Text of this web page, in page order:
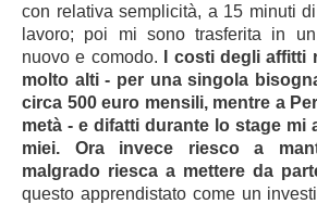
con relativa semplicità, a 15 minuti
lavoro; poi mi sono trasferita in
nuovo e comodo. I costi degli affitti
molto alti - per una singola
circa 500 euro mensili, mentre a
metà - e difatti durante lo stage mi
miei. Ora invece riesco a
malgrado riesca a mettere da
questo apprendistato come un